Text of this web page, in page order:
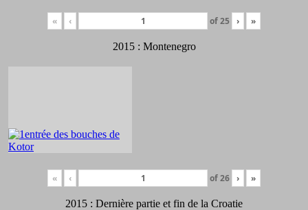
« ‹ of25 › »
2015 : Montenegro
« ‹ of26 › »
2015 : Dernière partie et fin de la Croatie